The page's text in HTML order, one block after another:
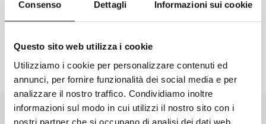
Consenso Dettagli Informazioni sui cookie
Questo sito web utilizza i cookie
Utilizziamo i cookie per personalizzare contenuti ed
annunci, per fornire funzionalità dei social media e per
analizzare il nostro traffico. Condividiamo inoltre
informazioni sul modo in cui utilizzi il nostro sito con i
nostri partner che si occupano di analisi dei dati web,
Question